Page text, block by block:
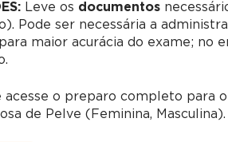
Leve os documentos
Pode ser necessária a
maior acurácia do exame; no
acesse o preparo completo para
de Pelve (Feminina, Masculina).